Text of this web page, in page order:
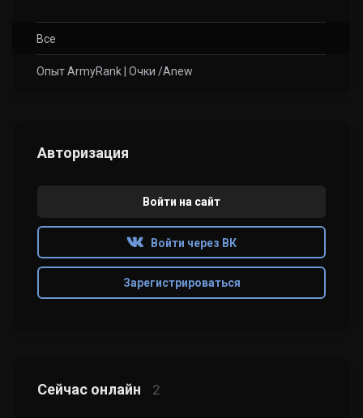
Все
Опыт ArmyRank | Очки /Anew
Авторизация
Войти на сайт
Войти через ВК
Зарегистрироваться
Сейчас онлайн 2